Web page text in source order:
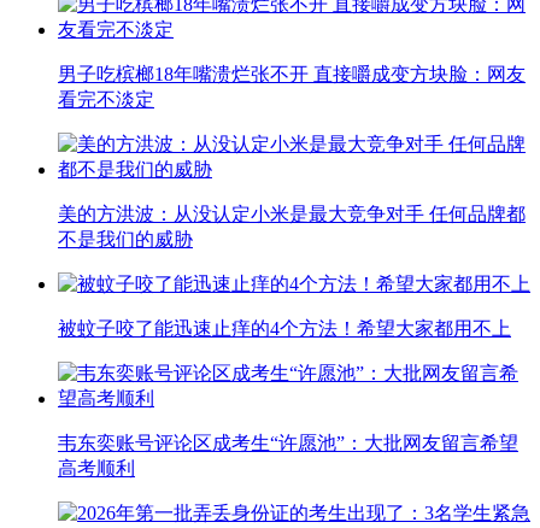
男子吃槟榔18年嘴溃烂张不开 直接嚼成变方块脸：网友
看完不淡定
美的方洪波：从没认定小米是最大竞争对手 任何品牌都
不是我们的威胁
被蚊子咬了能迅速止痒的4个方法！希望大家都用不上
韦东奕账号评论区成考生“许愿池”：大批网友留言希望
高考顺利